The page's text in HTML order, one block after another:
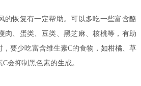
恢复有一定帮助。可以多吃一些富含酪
肉、蛋类、豆类、黑芝麻、核桃等，有助
要少吃富含维生素C的食物，如柑橘、草
会抑制黑色素的生成。